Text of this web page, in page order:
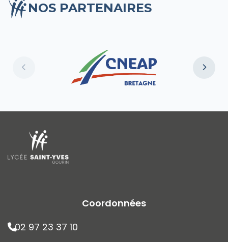
NOS PARTENAIRES
Coordonnées
02 97 23 37 10